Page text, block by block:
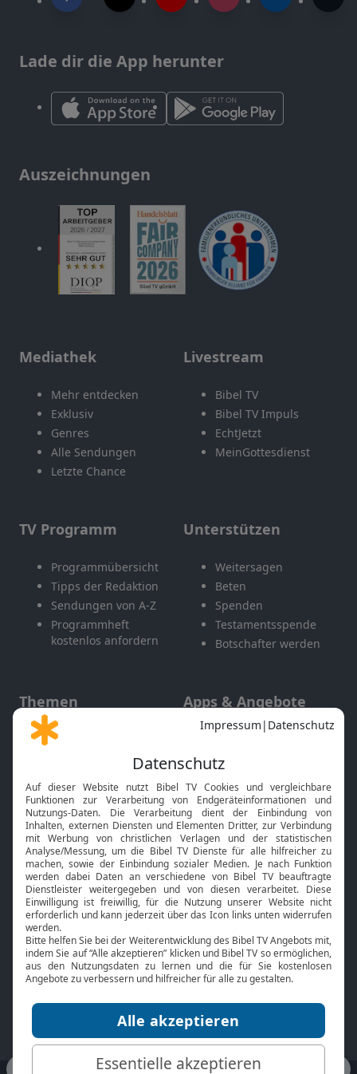
Lade dir die App herunter
Auszeichnungen
Mediathek
Mehr entdecken
Exklusiv
Genres
Alle Sendungen
Letzte Chance
Livestream
Bibel TV
Bibel TV Impuls
EchtJetzt
MeinGottesdienst
TV Programm
Programmübersicht
Tipps der Redaktion
Sendungen von A-Z
Programmheft
kostenlos anfordern
Unterstützen
Weitersagen
Beten
Spenden
Testamentsspende
Botschafter werden
Themen
Gott und Bibel erklärt
Neuigkeiten
Apps & Angebote
Mobile App
Smart TV
HbbTV
Bibelthek Online-Bibel
Nächster Gottesdienst
Bibel TV
Über uns
Jobs
Mediadaten
Service
Kontakt
TV-Empfang